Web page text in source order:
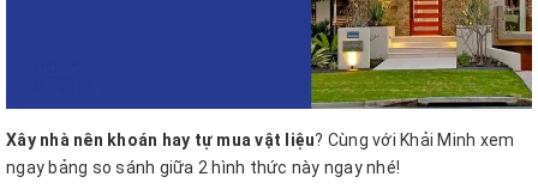
Xây nhà nên khoán hay tự mua vật liệu? Cùng với Khải Minh xem
ngay bảng so sánh giữa 2 hình thức này ngay nhé!